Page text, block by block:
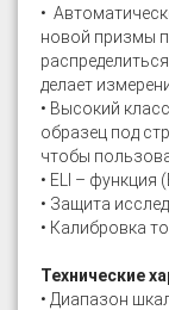
•
новой призмы
делает
• Высокий
образец под
чтобы
• ELI – функция
• Защита
• Калибровка
Технические
• Диапазон